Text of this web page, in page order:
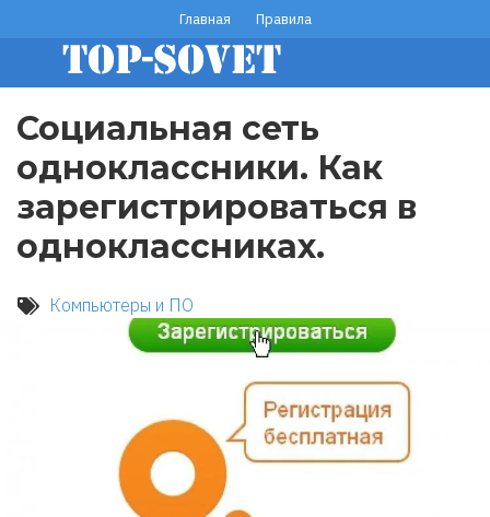
основному
содержанию
footer
menu
Главная Правила
Социальная сеть
одноклассники. Как
зарегистрироваться в
одноклассниках.
Компьютеры и ПО